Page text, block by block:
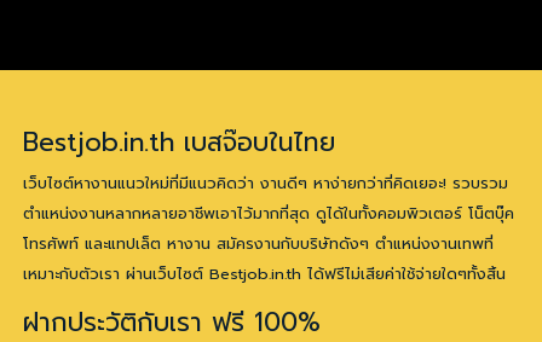
Bestjob.in.th เบสจ๊อบในไทย
เว็บไซต์หางานแนวใหม่ที่มีแนวคิดว่า งานดีๆ หาง่ายกว่าที่คิดเยอะ! รวบรวม
ตำแหน่งงานหลากหลายอาชีพเอาไว้มากที่สุด ดูได้ในทั้งคอมพิวเตอร์ โน็ตบุ๊ค
โทรศัพท์ และแทปเล็ต หางาน สมัครงานกับบริษัทดังๆ ตำแหน่งงานเทพที่
เหมาะกับตัวเรา ผ่านเว็บไซต์ Bestjob.in.th ได้ฟรีไม่เสียค่าใช้จ่ายใดๆทั้งสิ้น
ฝากประวัติกับเรา ฟรี 100%